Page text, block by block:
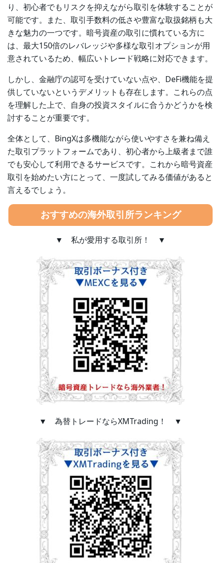
り、初心者でもリスクを抑えながら取引を体験することが
可能です。また、取引手数料の低さや豊富な取扱銘柄も大
きな魅力の一つです。暗号資産の取引に慣れている方に
は、最大150倍のレバレッジや多様な取引オプションが用
意されているため、幅広いトレード戦略に対応できます。
しかし、金融庁の認可を受けていない点や、DeFi機能を提
供していないというデメリットも存在します。これらの点
を理解した上で、自身の投資スタイルに合うかどうかを検
討することが重要です。
全体として、BingXは多機能ながら使いやすさを兼ね備え
た取引プラットフォームであり、初心者から上級者まで誰
でも安心して利用できるサービスです。これから暗号資産
取引を始めたい方にとって、一度試してみる価値があると
言えるでしょう。
おすすめの海外取引所ランキング
▼ 私が愛用する取引所！ ▼
▼ 為替トレードならXMTrading！ ▼